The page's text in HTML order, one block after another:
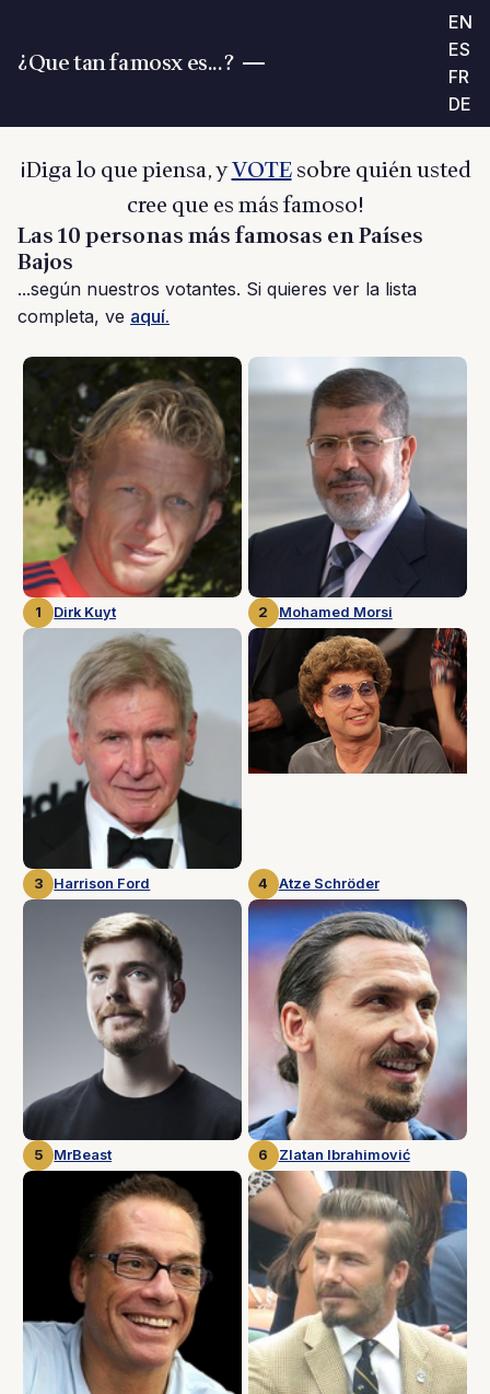
¿Que tan famosx es...?
EN
ES
FR
DE
¡Diga lo que piensa, yVOTEsobre quién usted
cree que es más famoso!
Las 10 personas más famosas en Países
Bajos
...según nuestros votantes. Si quieres ver la lista
completa, ve aquí.
1 Dirk Kuyt 2 Mohamed Morsi
3 Harrison Ford 4 Atze Schröder
5 MrBeast 6 Zlatan Ibrahimović